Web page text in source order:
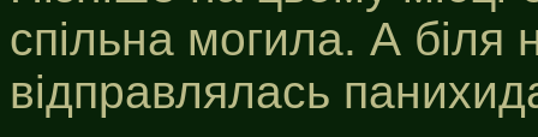
спільна могила. А біля
відправлялась